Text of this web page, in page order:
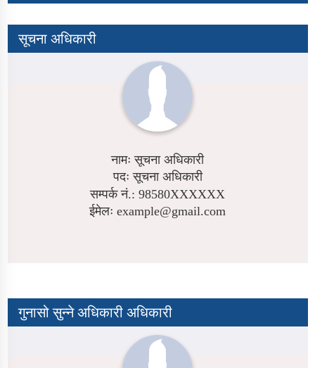
सूचना अधिकारी
नामः सूचना अधिकारी
पदः सूचना अधिकारी
सम्पर्क नं.: 98580XXXXXX
ईमेलः example@gmail.com
गुनासो सुन्ने अधिकारी अधिकारी